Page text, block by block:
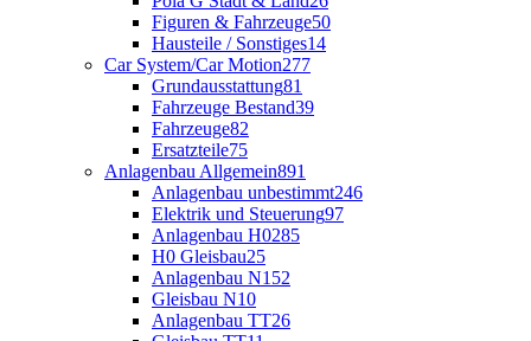
Figuren & Fahrzeuge50
Hausteile / Sonstiges14
Car System/Car Motion277
Grundausstattung81
Fahrzeuge Bestand39
Fahrzeuge82
Ersatzteile75
Anlagenbau Allgemein891
Anlagenbau unbestimmt246
Elektrik und Steuerung97
Anlagenbau H0285
H0 Gleisbau25
Anlagenbau N152
Gleisbau N10
Anlagenbau TT26